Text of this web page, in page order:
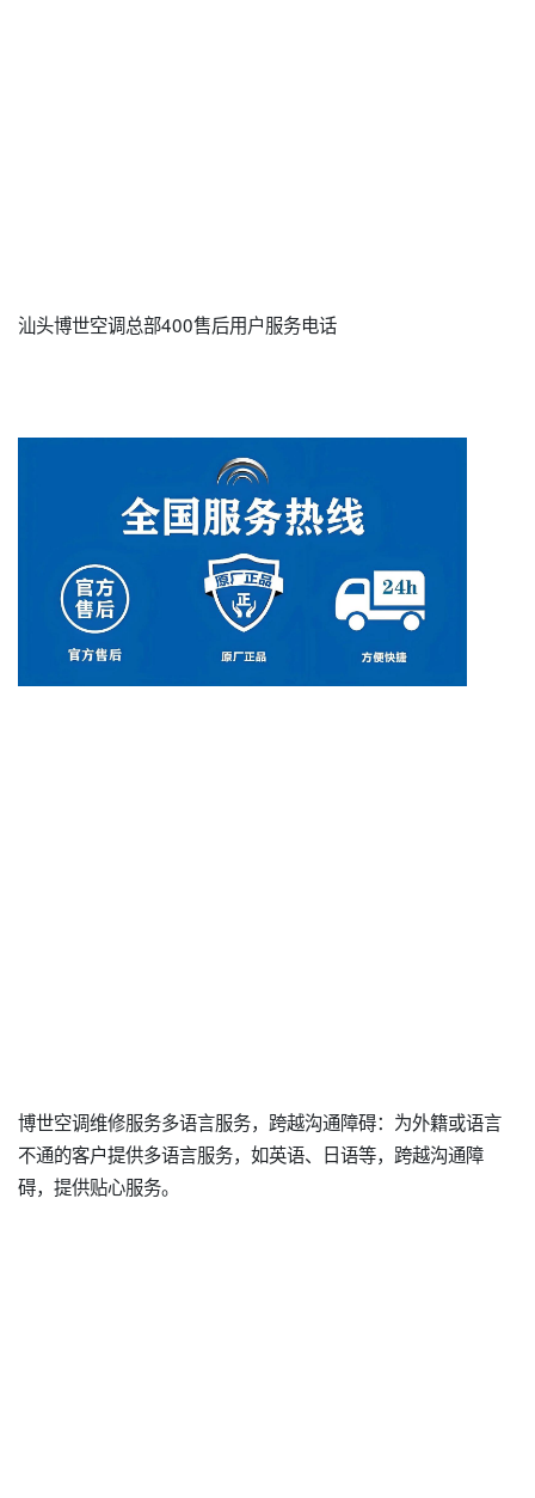
汕头博世空调总部400售后用户服务电话
博世空调维修服务多语言服务，跨越沟通障碍：为外籍或语言
不通的客户提供多语言服务，如英语、日语等，跨越沟通障
碍，提供贴心服务。